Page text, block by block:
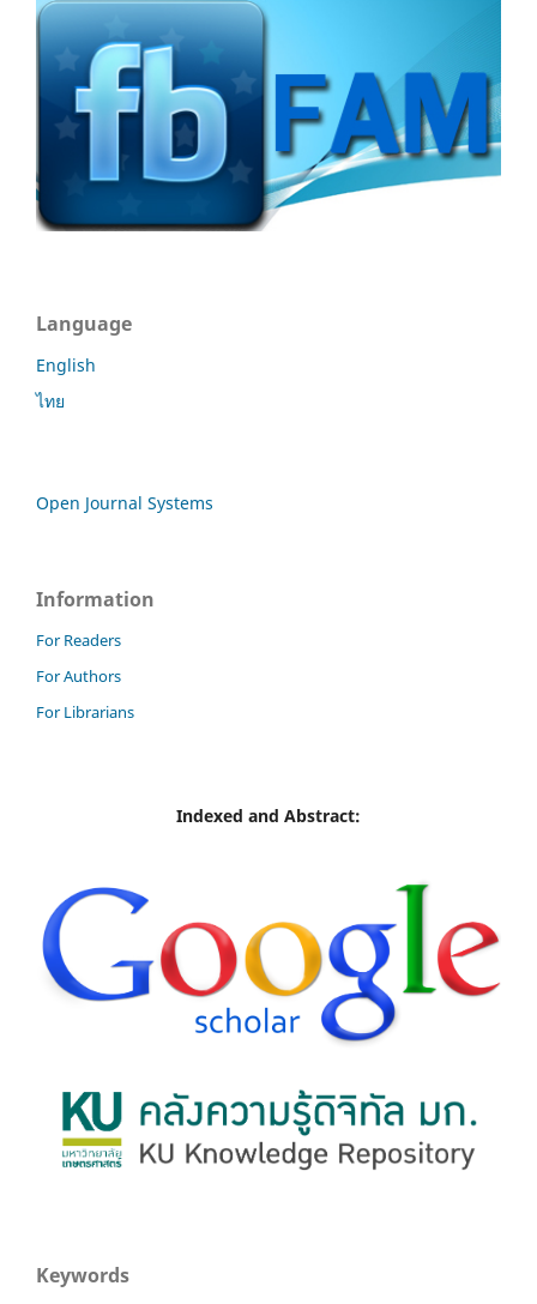
Language
English
ไทย
Open Journal Systems
Information
For Readers
For Authors
For Librarians
Indexed and Abstract:
Keywords